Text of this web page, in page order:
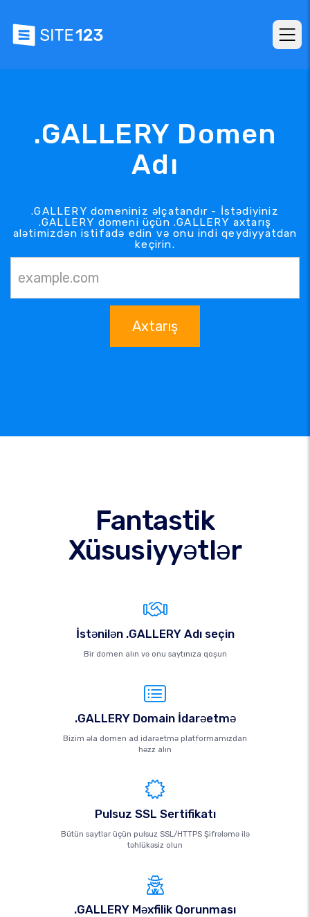
.GALLERY Domen
Adı
.GALLERY domeniniz əlçatandır - İstədiyiniz
.GALLERY domeni üçün .GALLERY axtarış
alətimizdən istifadə edin və onu indi qeydiyyatdan
keçirin.
Axtarış
Fantastik
Xüsusiyyətlər
İstənilən .GALLERY Adı seçin
Bir domen alın və onu saytınıza qoşun
.GALLERY Domain İdarəetmə
Bizim əla domen ad idarəetmə platformamızdan
həzz alın
Pulsuz SSL Sertifikatı
Bütün saytlar üçün pulsuz SSL/HTTPS Şifrələmə ilə
təhlükəsiz olun
.GALLERY Məxfilik Qorunması